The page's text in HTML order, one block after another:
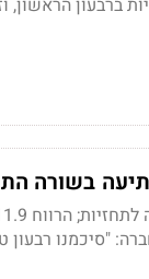
בשורה
"סיכמנו